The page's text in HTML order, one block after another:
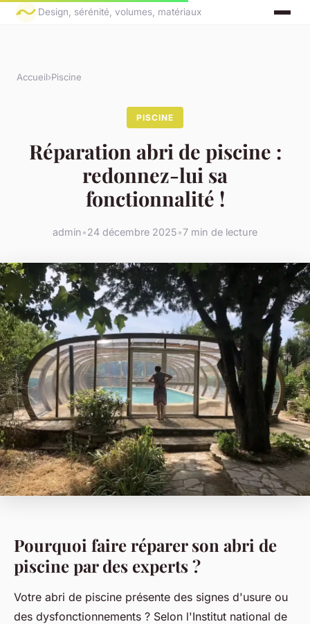
Design, sérénité, volumes, matériaux
Accueil›Piscine
PISCINE
Réparation abri de piscine :
redonnez-lui sa
fonctionnalité !
admin•24 décembre 2025•7 min de lecture
Pourquoi faire réparer son abri de
piscine par des experts ?
Votre abri de piscine présente des signes d'usure ou
des dysfonctionnements ? Selon l'Institut national de